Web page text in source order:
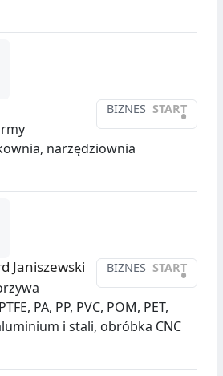
BIZNES START
•
narzędziownia
BIZNES START
•
Janiszewski
PA, PP, PVC, POM, PET,
i stali, obróbka CNC